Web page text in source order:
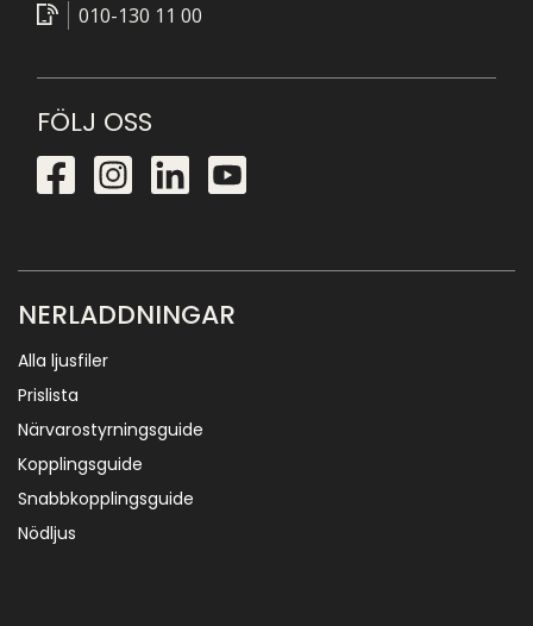
010-130 11 00
FÖLJ OSS
NERLADDNINGAR
Alla ljusfiler
Prislista
Närvarostyrningsguide
Kopplingsguide
Snabbkopplingsguide
Nödljus